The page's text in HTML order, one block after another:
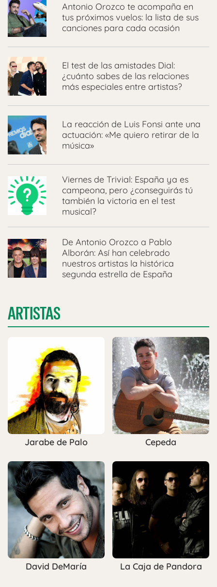
Antonio Orozco te acompaña en
tus próximos vuelos: la lista de sus
canciones para cada ocasión
El test de las amistades Dial:
¿cuánto sabes de las relaciones
más especiales entre artistas?
La reacción de Luis Fonsi ante una
actuación: «Me quiero retirar de la
música»
Viernes de Trivial: España ya es
campeona, pero ¿conseguirás tú
también la victoria en el test
musical?
De Antonio Orozco a Pablo
Alborán: Así han celebrado
nuestros artistas la histórica
segunda estrella de España
ARTISTAS
Jarabe de Palo Cepeda
David DeMaría La Caja de Pandora